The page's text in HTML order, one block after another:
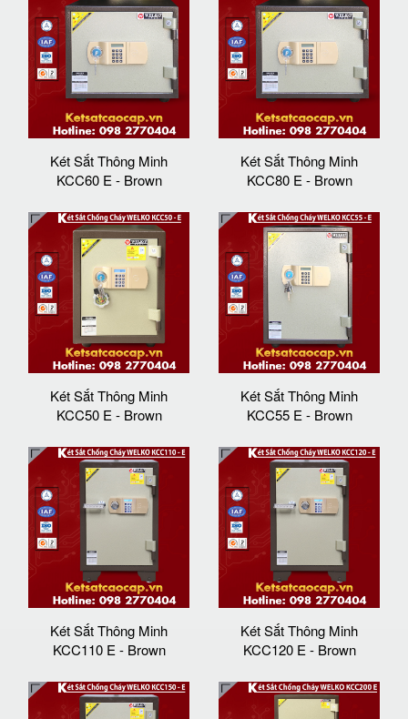
Két Sắt Thông Minh
KCC60 E - Brown
Két Sắt Thông Minh
KCC80 E - Brown
Két Sắt Thông Minh
KCC50 E - Brown
Két Sắt Thông Minh
KCC55 E - Brown
Két Sắt Thông Minh
KCC110 E - Brown
Két Sắt Thông Minh
KCC120 E - Brown